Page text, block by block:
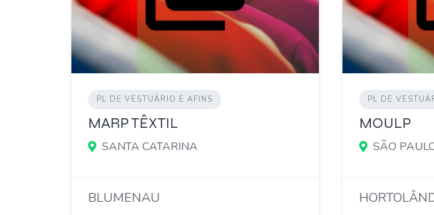
PL DE VESTUÁRIO E AFINS
MARP TÊXTIL
SANTA CATARINA
BLUMENAU
PL DE
MOULP
SÃO